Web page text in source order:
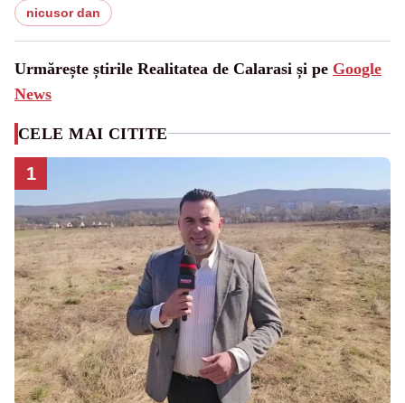
nicusor dan
Urmărește știrile Realitatea de Calarasi și pe Google
News
CELE MAI CITITE
1